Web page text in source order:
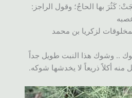
كَثُرَ بها الحاجُ؛ وقول الراجز:
لزكريا بن محمد
.. وشوك هذا النبت طويل جداً
منه أكلاً ذريعاً لا يخدشها شوكه.